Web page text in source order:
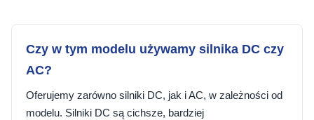
Czy w tym modelu używamy silnika DC czy
AC?
Oferujemy zarówno silniki DC, jak i AC, w zależności od
modelu. Silniki DC są cichsze, bardziej